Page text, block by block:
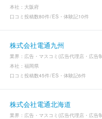
本社： 大阪府
口コミ投稿数80件 ES・体験記10件
株式会社電通九州
業界： 広告・マスコミ(広告代理店・広告
本社： 福岡県
口コミ投稿数45件 ES・体験記6件
株式会社電通北海道
業界： 広告・マスコミ(広告代理店・広告